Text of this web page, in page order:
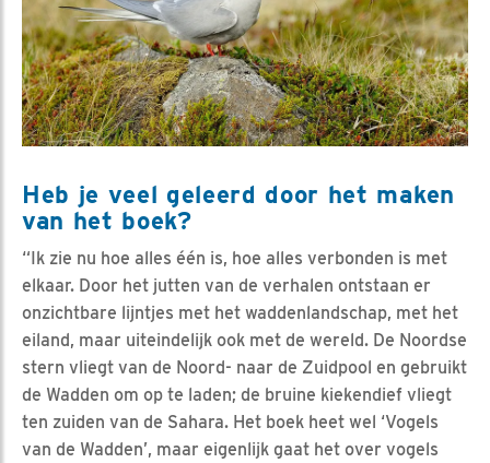
Heb je veel geleerd door het maken
van het boek?
“Ik zie nu hoe alles één is, hoe alles verbonden is met
elkaar. Door het jutten van de verhalen ontstaan er
onzichtbare lijntjes met het waddenlandschap, met het
eiland, maar uiteindelijk ook met de wereld. De Noordse
stern vliegt van de Noord- naar de Zuidpool en gebruikt
de Wadden om op te laden; de bruine kiekendief vliegt
ten zuiden van de Sahara. Het boek heet wel ‘Vogels
van de Wadden’, maar eigenlijk gaat het over vogels